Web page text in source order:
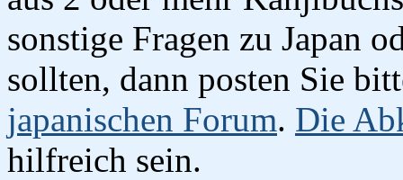
sonstige Fragen zu Japan
sollten, dann posten Sie
japanischen Forum. Die
hilfreich sein.